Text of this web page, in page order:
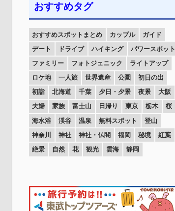
おすすめタグ
おすすめスポットまとめ カップル
ガイド
デート
ドライブ ハイキング
パワースポット
ファミリー
フォトジェニック
ライトアップ
ロケ地
一人旅 世界遺産 公園
初日の出
初詣
北海道 千葉 夕日・夕景 夜景
大阪
夫婦
家族 富士山 日帰り 東京 栃木
桜
海水浴
渓谷 温泉 無料スポット
登山
神奈川
神社 神社・仏閣 福岡 秘境
紅葉
絶景
自然 花 観光 雲海 静岡